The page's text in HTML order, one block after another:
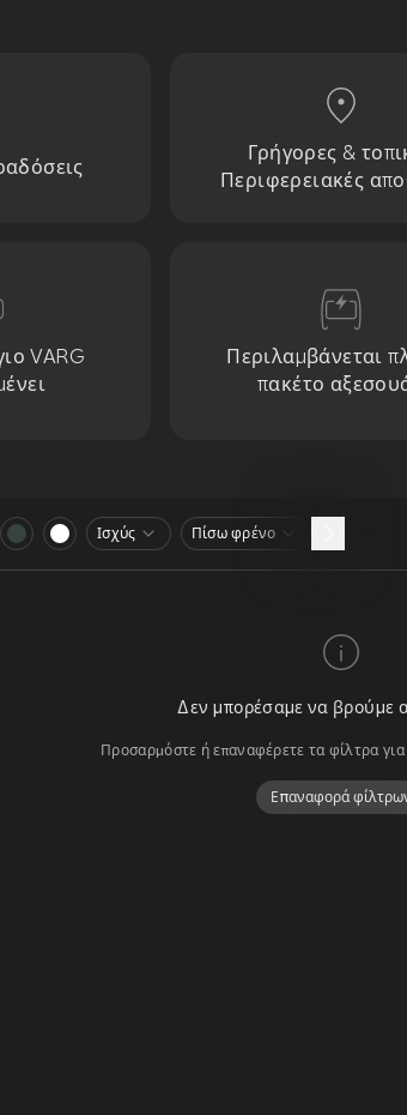
Γρήγορες &
Περιφερειακές
VARG
Περιλαμβάνεται
πακέτο
Ισχύς Πίσω φρένο
Δεν μπορέσαμε να βρούμε
Προσαρμόστε ή επαναφέρετε τα φίλτρα
Επαναφορά